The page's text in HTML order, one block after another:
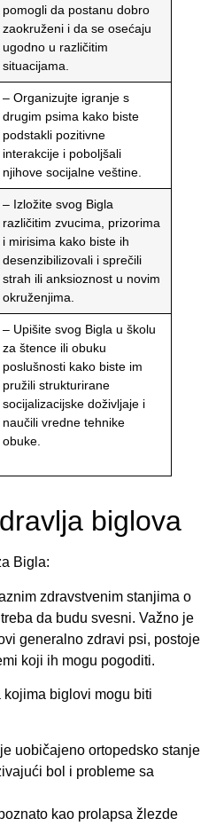
pomogli da postanu dobro
zaokruženi i da se osećaju
ugodno u različitim
situacijama.
– Organizujte igranje s
drugim psima kako biste
podstakli pozitivne
interakcije i poboljšali
njihove socijalne veštine.
– Izložite svog Bigla
različitim zvucima, prizorima
i mirisima kako biste ih
desenzibilizovali i sprečili
strah ili anksioznost u novim
okruženjima.
– Upišite svog Bigla u školu
za štence ili obuku
poslušnosti kako biste im
pružili strukturirane
socijalizacijske doživljaje i
naučili vredne tehnike
obuke.
biglova
Bigla:
zdravstvenim stanjima o
da budu svesni. Važno je
generalno zdravi psi, postoje
koji ih mogu pogoditi.
kojima biglovi mogu biti
uobičajeno ortopedsko stanje
bol i probleme sa
kao prolapsa žlezde